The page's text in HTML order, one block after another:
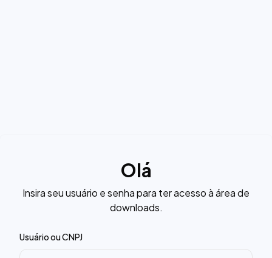
Olá
Insira seu usuário e senha para ter acesso à área de
downloads.
Usuário ou CNPJ